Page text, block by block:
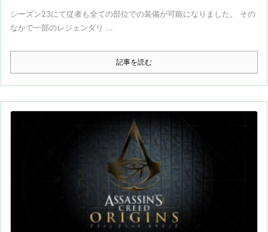
シーズン23にて従者も全ての部位での装備が可能になりました。 その
なかで一部のレジェンダリ ...
記事を読む